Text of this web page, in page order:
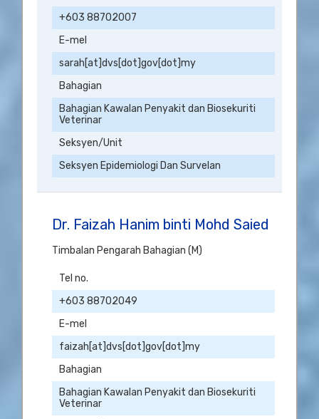
+603 88702007
E-mel
sarah[at]dvs[dot]gov[dot]my
Bahagian
Bahagian Kawalan Penyakit dan Biosekuriti
Veterinar
Seksyen/Unit
Seksyen Epidemiologi Dan Survelan
Dr. Faizah Hanim binti Mohd Saied
Timbalan Pengarah Bahagian (M)
Tel no.
+603 88702049
E-mel
faizah[at]dvs[dot]gov[dot]my
Bahagian
Bahagian Kawalan Penyakit dan Biosekuriti
Veterinar